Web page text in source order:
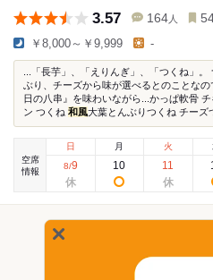
3.57 164 人
￥8,000～￥9,999 -
...「長芋」、「えりんぎ」、「つくね」。
ぶり、チーズから味が選べるとのことなの
日の八串』を味わいながら...かっぱ軟骨
ン つくね 和風大葉とんぶりつくね チーズ
空席
情報
日
8/9
月
10
火
11